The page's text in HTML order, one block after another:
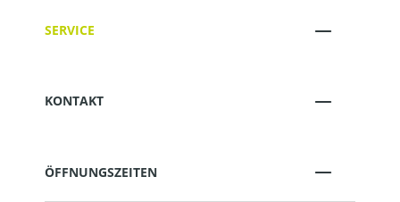
SERVICE
KONTAKT
ÖFFNUNGSZEITEN